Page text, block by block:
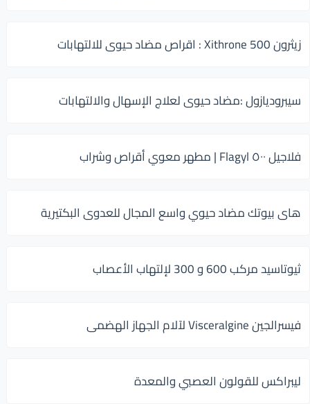
زيثرون 500 Xithrone : اقراص مضاد حيوى للالتهابات
سيبروديازول :مضاد حيوى لعلاج الإسهال والالتهابات
فلاجيل ٥٠٠ Flagyl | مطهر معوي أقراص وشراب
هاى بيوتك مضاد حيوي واسع المجال للعدوى البكتيرية
ثيوتاسيد مركب 600 و 300 لإلتهاب الأعصاب
فيسرالجين Visceralgine لآلام الجهاز الهضمى
ليبراكس للقولون العصبي والمعدة